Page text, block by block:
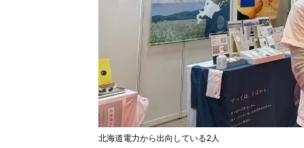
北海道電力から出向している2人